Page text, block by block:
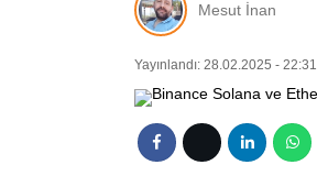
Mesut İnan
Yayınlandı: 28.02.2025 - 22:31